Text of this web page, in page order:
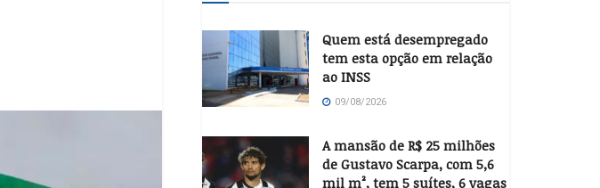
Quem está desempregado
tem esta opção em relação
ao INSS
09/08/2026
A mansão de R$ 25 milhões
de Gustavo Scarpa, com 5,6
mil m², tem 5 suítes, 6 vagas